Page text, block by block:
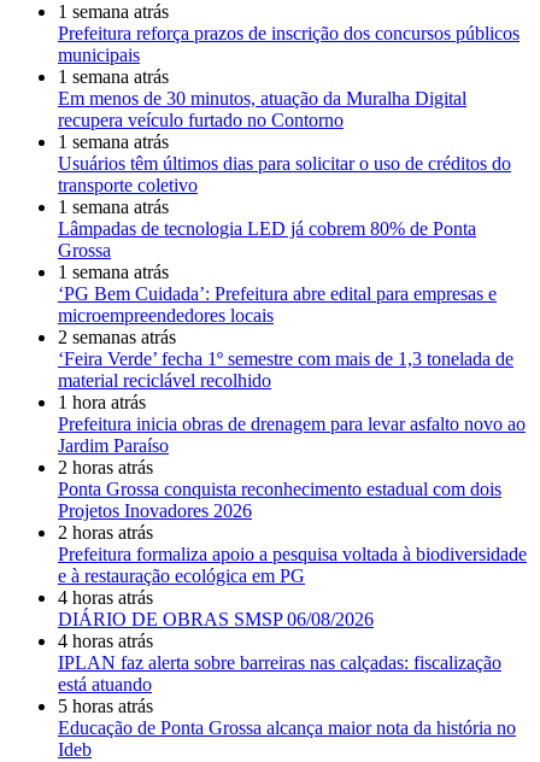
1 semana atrás
Prefeitura reforça prazos de inscrição dos concursos públicos
municipais
1 semana atrás
Em menos de 30 minutos, atuação da Muralha Digital
recupera veículo furtado no Contorno
1 semana atrás
Usuários têm últimos dias para solicitar o uso de créditos do
transporte coletivo
1 semana atrás
Lâmpadas de tecnologia LED já cobrem 80% de Ponta
Grossa
1 semana atrás
‘PG Bem Cuidada’: Prefeitura abre edital para empresas e
microempreendedores locais
2 semanas atrás
‘Feira Verde’ fecha 1º semestre com mais de 1,3 tonelada de
material reciclável recolhido
1 hora atrás
Prefeitura inicia obras de drenagem para levar asfalto novo ao
Jardim Paraíso
2 horas atrás
Ponta Grossa conquista reconhecimento estadual com dois
Projetos Inovadores 2026
2 horas atrás
Prefeitura formaliza apoio a pesquisa voltada à biodiversidade
e à restauração ecológica em PG
4 horas atrás
DIÁRIO DE OBRAS SMSP 06/08/2026
4 horas atrás
IPLAN faz alerta sobre barreiras nas calçadas: fiscalização
está atuando
5 horas atrás
Educação de Ponta Grossa alcança maior nota da história no
Ideb